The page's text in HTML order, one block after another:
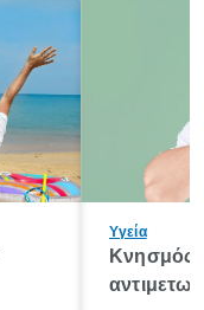
Υγεία
Κνησμός: